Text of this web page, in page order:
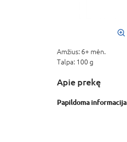
Amžius: 6+ mėn.
Talpa: 100 g
Apie prekę
Papildoma informacija